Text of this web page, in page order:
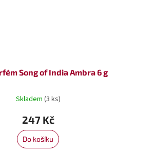
Song of India Ambra 6 g
Skladem (3 ks)
247 Kč
Do košíku